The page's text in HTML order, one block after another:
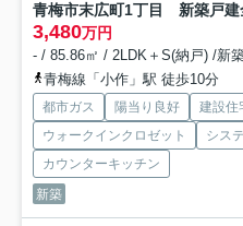
青梅市末広町1丁目 新築戸建
3,480万円
- / 85.86㎡ / 2LDK＋S(納戸) /新
青梅線「小作」駅 徒歩10分
都市ガス 陽当り良好
建設住
ウォークインクロゼット
シス
カウンターキッチン
新築